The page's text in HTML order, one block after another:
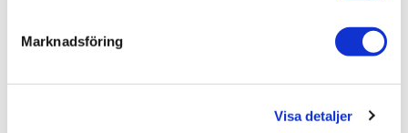
Marknadsföring
Visa detaljer
24 900kr